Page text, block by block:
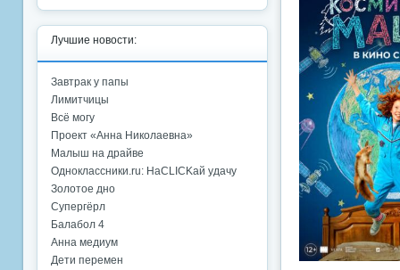
Лучшие новости:
Завтрак у папы
Лимитчицы
Всё могу
Проект «Анна Николаевна»
Малыш на драйве
Одноклассники.ru: НаCLICKай удачу
Золотое дно
Супергёрл
Балабол 4
Анна медиум
Дети перемен